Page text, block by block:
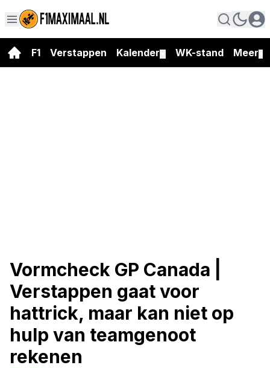
F1 Verstappen Kalender WK-stand Meer
Vormcheck GP Canada |
Verstappen gaat voor
hattrick, maar kan niet op
hulp van teamgenoot
rekenen